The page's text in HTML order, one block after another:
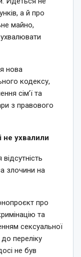
а й про
майно,
нова
кодексу,
сім’ї та
з правового
не ухвалили
злочини на
про
та
сексуальної
до переліку
не був